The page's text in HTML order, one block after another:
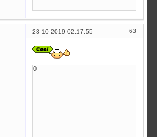
63
23-10-2019 02:17:55
0